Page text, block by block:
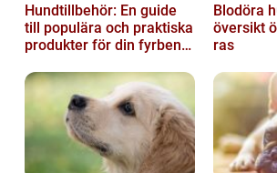
Hundtillbehör: En guide
till populära och praktiska
produkter för din fyrbenta
Blodöra
översikt
ras